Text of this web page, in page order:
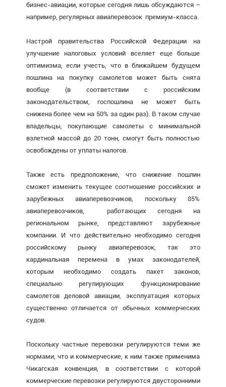
бизнес-авиации, которые сегодня лишь обсуждаются –
например, регулярных авиаперевозок премиум-класса.
Настрой правительства Российской Федерации на
улучшение налоговых условий вселяет еще больше
оптимизма, если учесть, что в ближайшем будущем
пошлина на покупку самолетов может быть снята
вообще (в соответствии с российским
законодательством, госпошлина не может быть
снижена более чем на 50% за один раз). В таком случае
владельцы, покупающие самолеты с минимальной
взлетной массой до 20 тонн, смогут быть полностью
освобождены от уплаты налогов.
Также есть предположение, что снижение пошлин
сможет изменить текущее соотношение российских и
зарубежных авиаперевозчиков, поскольку 85%
авиаперевозчиков, работающих сегодня на
региональном рынке, представляют зарубежные
компании. И что действительно необходимо сегодня
российскому рынку авиаперевозок, так это
кардинальная перемена в умах законодателей,
которым необходимо создать пакет законов,
специально регулирующих функционирование
самолетов деловой авиации, эксплуатация которых
существенно отличается от обычных коммерческих
судов.
Поскольку частные перевозки регулируются теми же
нормами, что и коммерческие, к ним также применима
Чикагская конвенция, в соответствии с которой
коммерческие перевозки регулируются двусторонними